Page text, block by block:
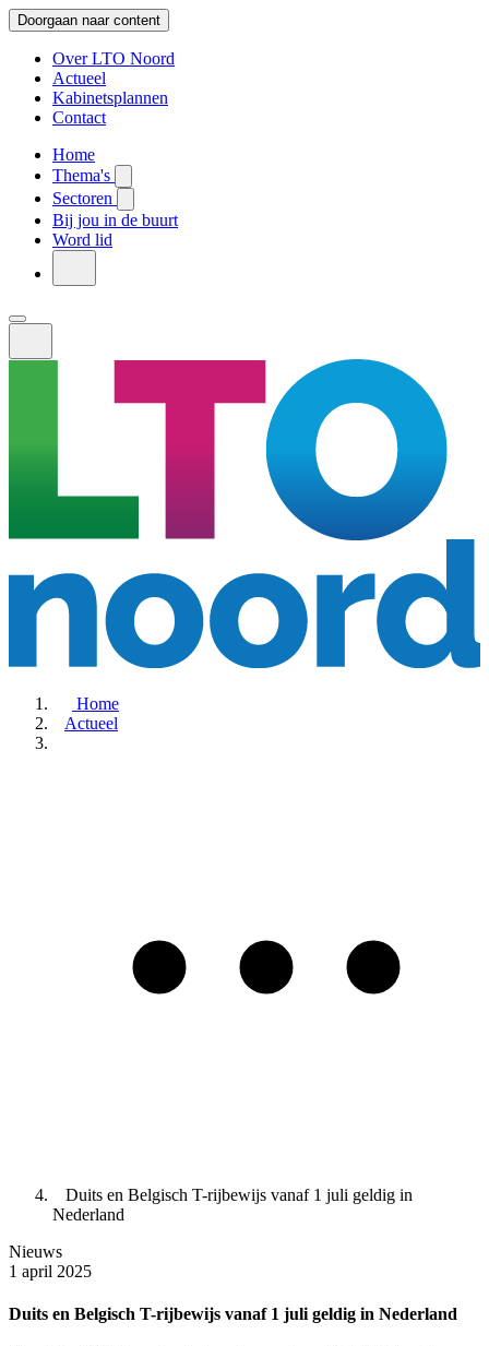
Doorgaan naar content
Over LTO Noord
Actueel
Kabinetsplannen
Contact
Home
Thema's
Sectoren
Bij jou in de buurt
Word lid
Home
Actueel
Duits en Belgisch T-rijbewijs vanaf 1 juli geldig in
Nederland
Nieuws
1 april 2025
Duits en Belgisch T-rijbewijs vanaf 1 juli geldig in Nederland